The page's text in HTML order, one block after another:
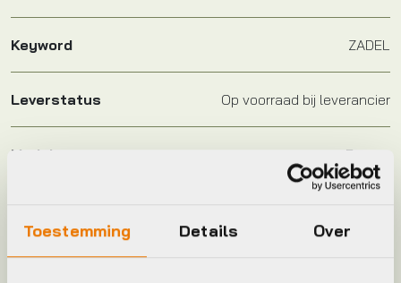
Toestemming Details Over
Keyword ZADEL
Leverstatus Op voorraad bij leverancier
Model Roomy
Merk